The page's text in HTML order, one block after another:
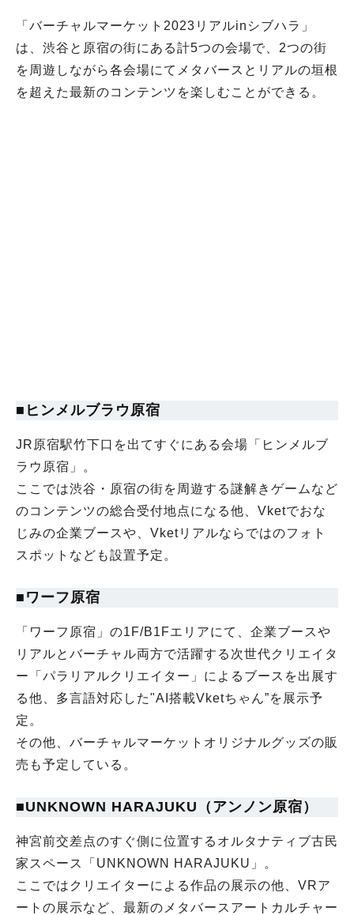
「バーチャルマーケット2023リアルinシブハラ」
は、渋谷と原宿の街にある計5つの会場で、2つの街
を周遊しながら各会場にてメタバースとリアルの垣根
を超えた最新のコンテンツを楽しむことができる。
■ヒンメルブラウ原宿
JR原宿駅竹下口を出てすぐにある会場「ヒンメルブ
ラウ原宿」。
ここでは渋谷・原宿の街を周遊する謎解きゲームなど
のコンテンツの総合受付地点になる他、Vketでおな
じみの企業ブースや、Vketリアルならではのフォト
スポットなども設置予定。
■ワーフ原宿
「ワーフ原宿」の1F/B1Fエリアにて、企業ブースや
リアルとバーチャル両方で活躍する次世代クリエイタ
ー「パラリアルクリエイター」によるブースを出展す
る他、多言語対応した"AI搭載Vketちゃん”を展示予
定。
その他、バーチャルマーケットオリジナルグッズの販
売も予定している。
■UNKNOWN HARAJUKU（アンノン原宿）
神宮前交差点のすぐ側に位置するオルタナティブ古民
家スペース「UNKNOWN HARAJUKU」。
ここではクリエイターによる作品の展示の他、VRア
ートの展示など、最新のメタバースアートカルチャー